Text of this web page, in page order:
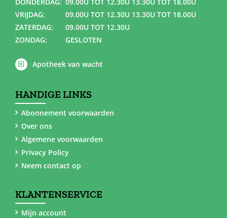
VRIJDAG:
09.00U TOT 12.30U 13.30U TOT 18.00U
ZATERDAG:
09.00U TOT 12.30U
ZONDAG:
GESLOTEN
Apotheek van wacht
HANDIGE LINKS
Abonnement voorwaarden
Over ons
Algemene voorwaarden
Privacy Policy
Neem contact op
KLANTENSERVICE
Mijn account